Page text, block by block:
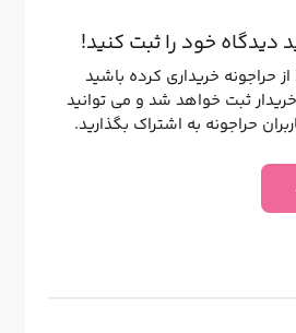
دیدگاه خود را ثبت کنید!
حراجونه خریداری کرده باشید
ثبت خواهد شد و می توانید
حراجونه به اشتراک بگذارید.